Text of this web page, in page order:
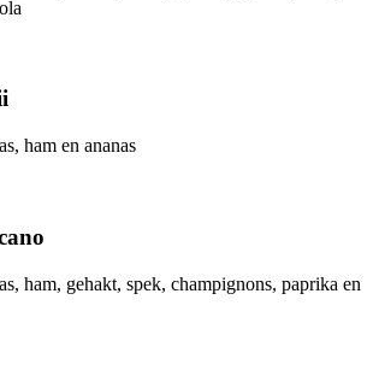
ham en ananas
ham, gehakt, spek, champignons, paprika en